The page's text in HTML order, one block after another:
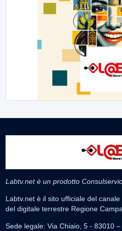
Labtv.net è un prodotto
Labtv.net è il sito ufficiale del
del digitale terrestre Regione
Sede legale: Via Chiaio, 5 - 83010 –